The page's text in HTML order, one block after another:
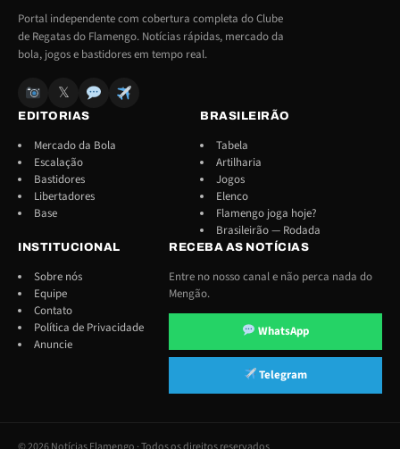
Portal independente com cobertura completa do Clube
de Regatas do Flamengo. Notícias rápidas, mercado da
bola, jogos e bastidores em tempo real.
𝕏
EDITORIAS
Mercado da Bola
Escalação
Bastidores
Libertadores
Base
BRASILEIRÃO
Tabela
Artilharia
Jogos
Elenco
Flamengo joga hoje?
Brasileirão — Rodada
INSTITUCIONAL
Sobre nós
Equipe
Contato
Política de Privacidade
Anuncie
RECEBA AS NOTÍCIAS
Entre no nosso canal e não perca nada do
Mengão.
WhatsApp
Telegram